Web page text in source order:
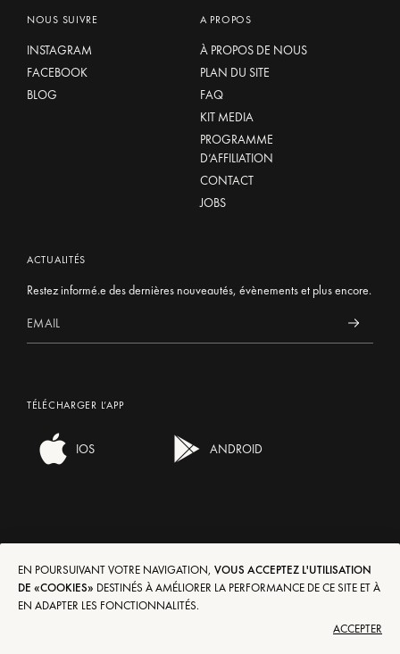
NOUS SUIVRE
INSTAGRAM
FACEBOOK
BLOG
A PROPOS
À PROPOS DE NOUS
PLAN DU SITE
FAQ
KIT MEDIA
PROGRAMME
D’AFFILIATION
CONTACT
JOBS
ACTUALITÉS
Restez informé.e des dernières nouveautés, évènements et plus encore.
TÉLÉCHARGER L’APP
IOS ANDROID
EN FR DE IT ES LIVRAISONS/RETOURS
EN POURSUIVANT VOTRE NAVIGATION, VOUS ACCEPTEZ L'UTILISATION
DE «COOKIES» DESTINÉS À AMÉLIORER LA PERFORMANCE DE CE SITE ET À
EN ADAPTER LES FONCTIONNALITÉS.
ACCEPTER